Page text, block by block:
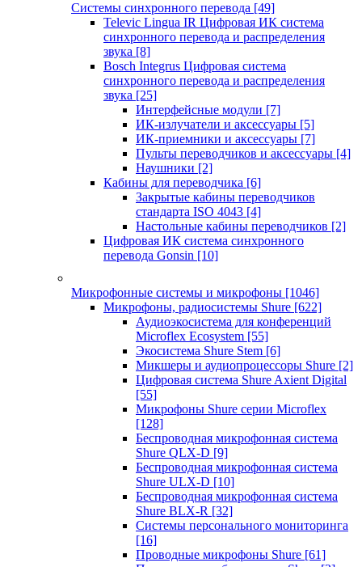
Системы синхронного перевода [49]
Televic Lingua IR Цифровая ИК система
синхронного перевода и распределения
звука [8]
Bosch Integrus Цифровая система
синхронного перевода и распределения
звука [25]
Интерфейсные модули [7]
ИК-излучатели и аксессуары [5]
ИК-приемники и аксессуары [7]
Пульты переводчиков и аксессуары [4]
Наушники [2]
Кабины для переводчика [6]
Закрытые кабины переводчиков
стандарта ISO 4043 [4]
Настольные кабины переводчиков [2]
Цифровая ИК система синхронного
перевода Gonsin [10]
Микрофонные системы и микрофоны [1046]
Микрофоны, радиосистемы Shure [622]
Аудиоэкосистема для конференций
Microflex Ecosystem [55]
Экосистема Shure Stem [6]
Микшеры и аудиопроцессоры Shure [2]
Цифровая система Shure Axient Digital
[55]
Микрофоны Shure серии Microflex
[128]
Беспроводная микрофонная система
Shure QLX-D [9]
Беспроводная микрофонная система
Shure ULX-D [10]
Беспроводная микрофонная система
Shure BLX-R [32]
Системы персонального мониторинга
[16]
Проводные микрофоны Shure [61]